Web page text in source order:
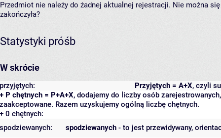
Przedmiot nie należy do żadnej aktualnej rejestracji. Nie można
zakończyła?
Statystyki próśb
W skrócie
Przyjętych = A+X, czyli
przyjętych:
+ P chętnych = P+A+X, dodajemy do liczby osób
zaakceptowane. Razem uzyskujemy ogólną liczbę chętnych.
+ 0 chętnych:
spodziewanych - to jest przewidywany,
spodziewanych: